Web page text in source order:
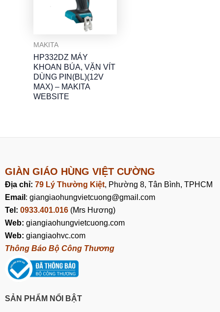
MAKITA
HP332DZ MÁY
KHOAN BÚA, VẶN VÍT
DÙNG PIN(BL)(12V
MAX) – MAKITA
WEBSITE
GIÀN GIÁO HÙNG VIỆT CƯỜNG
Địa chỉ: 79 Lý Thường Kiệt, Phường 8, Tân Bình, TPHCM
Email : giangiaohungvietcuong@gmail.com
Tel: 0933.401.016 (Mrs Hương)
Web: giangiaohungvietcuong.com
Web: giangiaohvc.com
Thông Báo Bộ Công Thương
SẢN PHẨM NỔI BẬT